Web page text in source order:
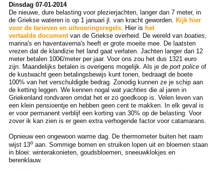
Dinsdag 07-01-2014
De nieuwe, dure belasting voor plezierjachten, langer dan 7 meter, in
de Griekse wateren is op 1 januari jl. van kracht geworden.
Kijk hier
voor de tarieven en uitvoeringsregels. Hier is het
vertaalde documentvan de Griekse overheid. De wereld van boaties
marina's en haventaverna's heeft er grote moeite mee. De laatsten
vrezen dat de klandizie het land gaat verlaten. Jachten langer dan 12
meter betalen 100€/meter per jaar. Voor ons zou het dus 1321 euro
zijn. Maandelijks betalen is overigens mogelijk. Als je de port policeof
de kustwacht geen betalingsbewijs kunt tonen, bedraagt de boete
100% van het verschuldigde bedrag. Zonodig kunnen ze je schip aan
de ketting leggen. We kennen nogal wat yachties die al jaren in
Griekenland rondvaren omdat het er zo goedkoop is. Velen leven van
een klein pensioentje en hebben geen cent te makken. In elk geval is
er voor permanent verblijf een korting van 30% op de belasting. Voor
zover ik kan zien is er geen extra verhogende factor voor catamarans.
Opnieuw een ongewoon warme dag. De thermometer buiten het raam
wijst 13oaan. Sommige bomen en struiken lopen uit en bloemen staan
in bloei: winterakonieten, goudsbloemen, sneeuwklokjes en
berenklauw.